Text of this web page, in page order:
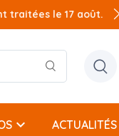
traitées le 17 août.
keyboard_arrow_down ACTUALITÉS